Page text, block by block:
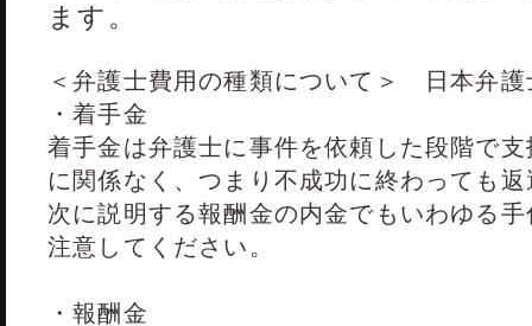
ます。
＜弁護士費用の種類について＞ 日本弁
・着手金
着手金は弁護士に事件を依頼した段階で
に関係なく、つまり不成功に終わっても
次に説明する報酬金の内金でもいわゆる
注意してください。
・報酬金